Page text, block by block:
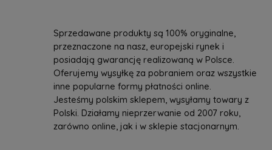
Sprzedawane produkty są 100% oryginalne,
przeznaczone na nasz, europejski rynek i
posiadają gwarancję realizowaną w Polsce.
Oferujemy wysyłkę za pobraniem oraz wszystkie
inne popularne formy płatności online.
Jesteśmy polskim sklepem, wysyłamy towary z
Polski. Działamy nieprzerwanie od 2007 roku,
zarówno online, jak i w sklepie stacjonarnym.